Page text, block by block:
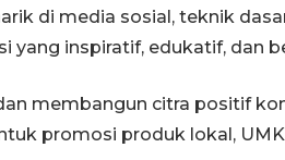
di media sosial, teknik
yang inspiratif, edukatif, dan
membangun citra positif
promosi produk lokal,